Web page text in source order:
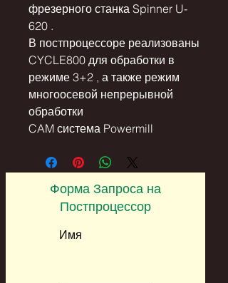
фрезерного станка Spinner U-
620 .
В постпроцессоре реализованы
CYCLE800 для обработки в
режиме 3+2 , а также режим
многоосевой непрерывной
обработки
CAM система Powermill
Форма Запроса на
Постпроцессор
Имя